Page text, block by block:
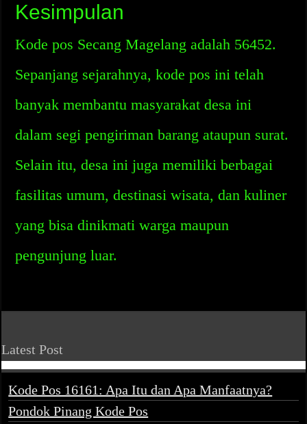
Kesimpulan
Kode pos Secang Magelang adalah 56452.
Sepanjang sejarahnya, kode pos ini telah
banyak membantu masyarakat desa ini
dalam segi pengiriman barang ataupun surat.
Selain itu, desa ini juga memiliki berbagai
fasilitas umum, destinasi wisata, dan kuliner
yang bisa dinikmati warga maupun
pengunjung luar.
Latest Post
Kode Pos 16161: Apa Itu dan Apa Manfaatnya?
Pondok Pinang Kode Pos